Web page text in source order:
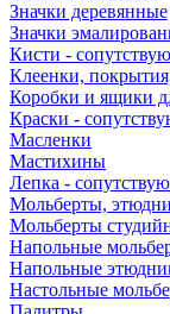
Значки деревянные
Значки
Кисти -
Клеенки,
Коробки и ящики
Краски -
Масленки
Мастихины
Лепка -
Мольберты,
Мольберты
Напольные
Напольные
Настольные